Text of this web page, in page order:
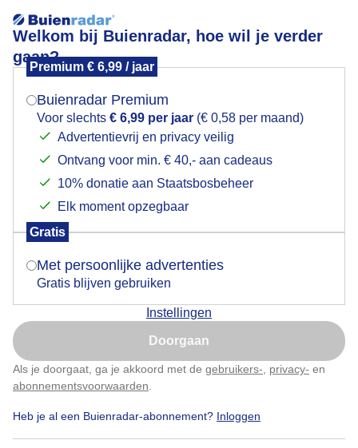
Welkom bij Buienradar, hoe wil je verder
gaan?
Premium € 6,99 / jaar
Buienradar Premium
Voor slechts € 6,99 per jaar (€ 0,58 per maand)
Advertentievrij en privacy veilig
Ontvang voor min. € 40,- aan cadeaus
10% donatie aan Staatsbosbeheer
Elk moment opzegbaar
Gratis
Met persoonlijke advertenties
Gratis blijven gebruiken
Instellingen
Doorgaan
Als je doorgaat, ga je akkoord met de gebruikers- privacy- en
abonnementsvoorwaarden
Heb je al een Buienradar-abonnement? Inloggen
Nat vanmiddag
Nat vanmiddag
Mogen we je locatie gebruiken voor het
Indien je hier nog geen akkoord op hebt gegeven,
verschijnt er zo een pop-up uit je browser waarin
Is goed, toon de popup
Nu niet, misschien later
Klik hierom dit aan te passen